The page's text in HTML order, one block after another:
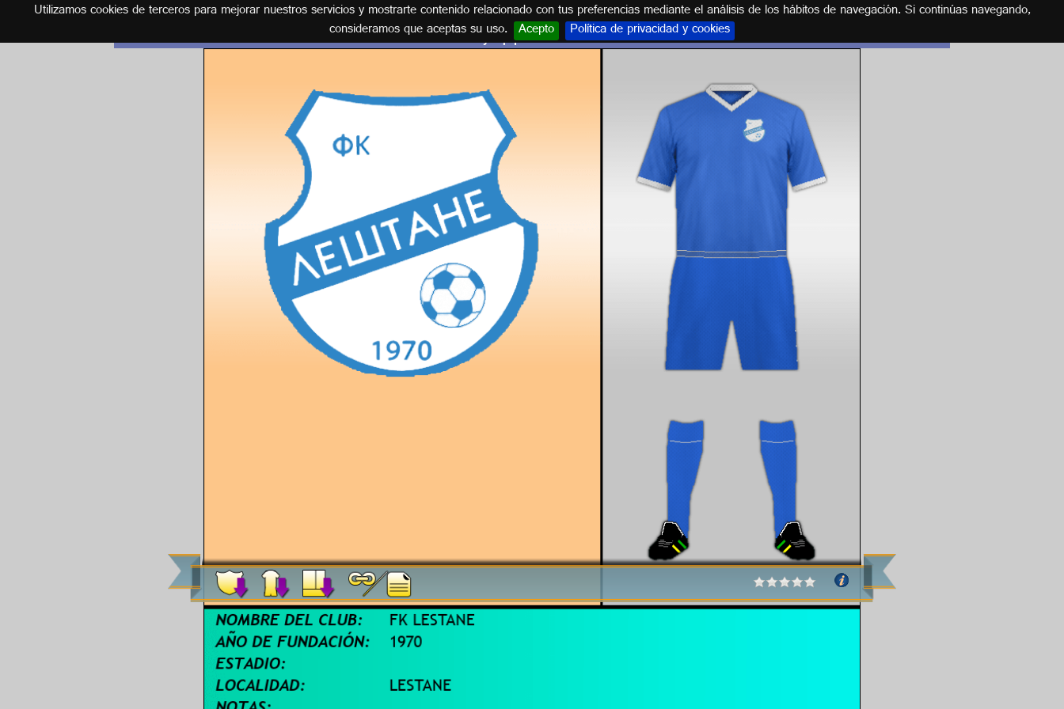
Utilizamos cookies de terceros para mejorar nuestros servicios y mostrarte contenido relacionado con tus preferencias mediante el análisis de los hábitos de navegación. Si continúas navegando,
consideramos que aceptas su uso. Acepto Política de privacidad y cookies
Español
Escudo y equipación FK LESTANE